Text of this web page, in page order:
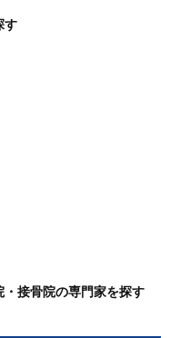
す
接骨院の専門家を探す